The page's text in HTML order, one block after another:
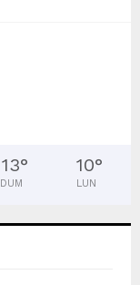
13°
DUM
10°
LUN